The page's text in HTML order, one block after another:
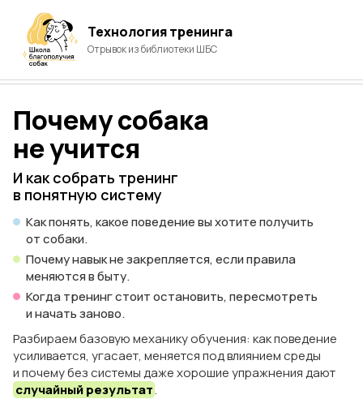
Технология тренинга
Отрывок из библиотеки ШБС
Почему собака
не учится
И как собрать тренинг
в понятную систему
Как понять, какое поведение вы хотите получить
от собаки.
Почему навык не закрепляется, если правила
меняются в быту.
Когда тренинг стоит остановить, пересмотреть
и начать заново.
Разбираем базовую механику обучения: как поведение
усиливается, угасает, меняется под влиянием среды
и почему без системы даже хорошие упражнения дают
случайный результат.